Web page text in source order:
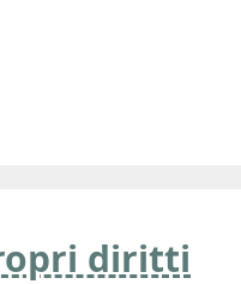
diritti